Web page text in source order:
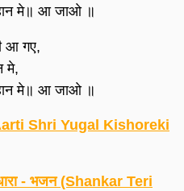
मे॥ आ जाओ ॥
आ गए,
मे,
मे॥ आ जाओ ॥
Shri Yugal Kishoreki
- भजन (Shankar Teri